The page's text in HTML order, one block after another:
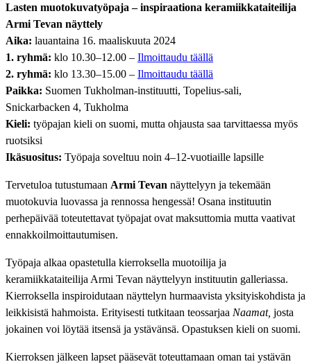
Lasten muotokuvatyöpaja – inspiraationa keramiikkataiteilija
Armi Tevan näyttely
Aika: lauantaina 16. maaliskuuta 2024
1. ryhmä: klo 10.30–12.00 – Ilmoittaudu täällä
2. ryhmä: klo 13.30–15.00 – Ilmoittaudu täällä
Paikka: Suomen Tukholman-instituutti, Topelius-sali,
Snickarbacken 4, Tukholma
Kieli: työpajan kieli on suomi, mutta ohjausta saa tarvittaessa myös
ruotsiksi
Ikäsuositus: Työpaja soveltuu noin 4–12-vuotiaille lapsille
Tervetuloa tutustumaan Armi Tevan näyttelyyn ja tekemään
muotokuvia luovassa ja rennossa hengessä! Osana instituutin
perhepäivää toteutettavat työpajat ovat maksuttomia mutta vaativat
ennakkoilmoittautumisen.
Työpaja alkaa opastetulla kierroksella muotoilija ja
keramiikkataiteilija Armi Tevan näyttelyyn instituutin galleriassa.
Kierroksella inspiroidutaan näyttelyn hurmaavista yksityiskohdista ja
leikkisistä hahmoista. Erityisesti tutkitaan teossarjaa Naamat, josta
jokainen voi löytää itsensä ja ystävänsä. Opastuksen kieli on suomi.
Kierroksen jälkeen lapset pääsevät toteuttamaan oman tai ystävän